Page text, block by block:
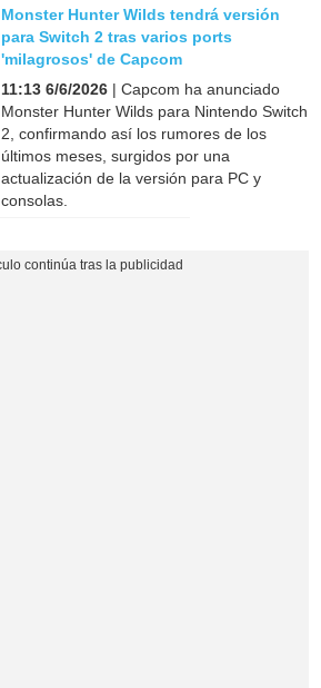
Monster Hunter Wilds tendrá versión
para Switch 2 tras varios ports
'milagrosos' de Capcom
11:13 6/6/2026 | Capcom ha anunciado
Monster Hunter Wilds para Nintendo Switch
2, confirmando así los rumores de los
últimos meses, surgidos por una
actualización de la versión para PC y
consolas.